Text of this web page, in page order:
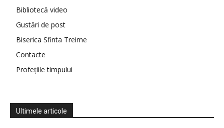
Bibliotecă video
Gustări de post
Biserica Sfinta Treime
Contacte
Profețiile timpului
Ultimele articole